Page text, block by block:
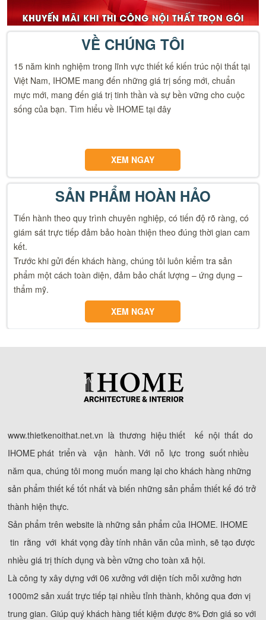
VỀ CHÚNG TÔI
15 năm kinh nghiệm trong lĩnh vực thiết kế kiến trúc nội thất tại
Việt Nam, IHOME mang đến những giá trị sống mới, chuẩn
mực mới, mang đến giá trị tinh thần và sự bền vững cho cuộc
sống của bạn. Tìm hiểu về IHOME tại đây
XEM NGAY
SẢN PHẨM HOÀN HẢO
Tiến hành theo quy trình chuyên nghiệp, có tiến độ rõ ràng, có
giám sát trực tiếp đảm bảo hoàn thiện theo đúng thời gian cam
kết.
Trước khi gửi đến khách hàng, chúng tôi luôn kiểm tra sản
phẩm một cách toàn diện, đảm bảo chất lượng – ứng dụng –
thẩm mỹ.
XEM NGAY
www.thietkenoithat.net.vn là thương hiệu thiết kế nội thất do
IHOME phát triển và vận hành. Với nỗ lực trong suốt nhiều
năm qua, chúng tôi mong muốn mang lại cho khách hàng những
sản phẩm thiết kế tốt nhất và biến những sản phẩm thiết kế đó trở
thành hiện thực.
Sản phẩm trên website là những sản phẩm của IHOME. IHOME
tin rằng với khát vọng đầy tính nhân văn của mình, sẽ tạo được
nhiều giá trị thích dụng và bền vững cho toàn xã hội.
Là công ty xây dựng với 06 xưởng với diện tích mỗi xưởng hơn
1000m2 sản xuất trực tiếp tại nhiều tỉnh thành, không qua đơn vị
trung gian. Giúp quý khách hàng tiết kiệm được 8% Đơn giá so với